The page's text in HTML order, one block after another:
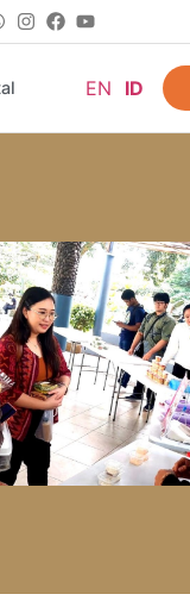
EN ID